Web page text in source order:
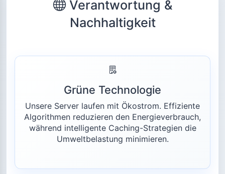
Verantwortung &
Nachhaltigkeit
Grüne Technologie
Unsere Server laufen mit Ökostrom. Effiziente
Algorithmen reduzieren den Energieverbrauch,
während intelligente Caching-Strategien die
Umweltbelastung minimieren.